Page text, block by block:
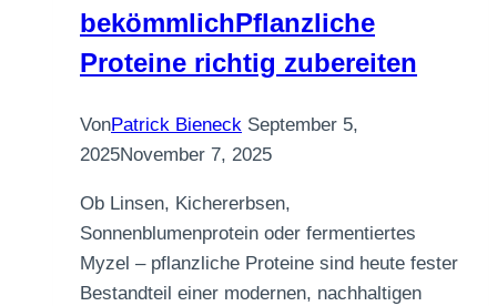
bekömmlichPflanzliche
Proteine richtig zubereiten
VonPatrick Bieneck September 5,
2025November 7, 2025
Ob Linsen, Kichererbsen,
Sonnenblumenprotein oder fermentiertes
Myzel – pflanzliche Proteine sind heute fester
Bestandteil einer modernen, nachhaltigen